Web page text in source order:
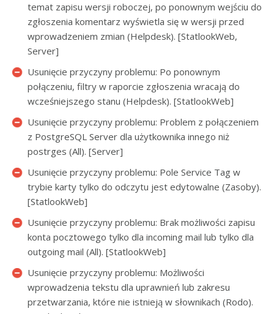
temat zapisu wersji roboczej, po ponownym wejściu do
zgłoszenia komentarz wyświetla się w wersji przed
wprowadzeniem zmian (Helpdesk). [StatlookWeb,
Server]
Usunięcie przyczyny problemu: Po ponownym
połączeniu, filtry w raporcie zgłoszenia wracają do
wcześniejszego stanu (Helpdesk). [StatlookWeb]
Usunięcie przyczyny problemu: Problem z połączeniem
z PostgreSQL Server dla użytkownika innego niż
postrges (All). [Server]
Usunięcie przyczyny problemu: Pole Service Tag w
trybie karty tylko do odczytu jest edytowalne (Zasoby).
[StatlookWeb]
Usunięcie przyczyny problemu: Brak możliwości zapisu
konta pocztowego tylko dla incoming mail lub tylko dla
outgoing mail (All). [StatlookWeb]
Usunięcie przyczyny problemu: Możliwości
wprowadzenia tekstu dla uprawnień lub zakresu
przetwarzania, które nie istnieją w słownikach (Rodo).